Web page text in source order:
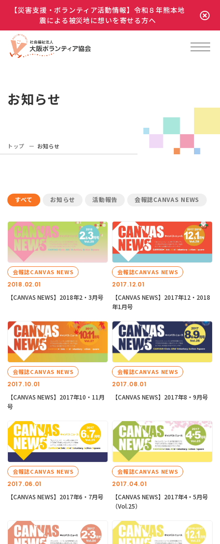
【災害支援・ボランティア活動情報】令和８年熊本地
震による被災地に想いを寄せる方へ
お知らせ
トップ お知らせ
すべて お知らせ 活動報告 会報誌CANVAS NEWS
2018.02.01
会報誌CANVAS NEWS
【CANVAS NEWS】2018年2・3月号
2017.12.01
会報誌CANVAS NEWS
【CANVAS NEWS】2017年12・2018
年1月号
2017.10.01
会報誌CANVAS NEWS
【CANVAS NEWS】2017年10・11月
号
2017.08.01
会報誌CANVAS NEWS
【CANVAS NEWS】2017年8・9月号
2017.06.01
会報誌CANVAS NEWS
【CANVAS NEWS】2017年6・7月号
2017.04.01
会報誌CANVAS NEWS
【CANVAS NEWS】2017年4・5月号
（Vol.25）